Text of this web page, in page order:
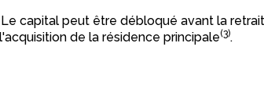
Le capital peut être débloqué avant la
l'acquisition de la résidence principale(3).